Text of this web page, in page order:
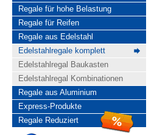
Regale für hohe Belastung
Regale für Reifen
Regale aus Edelstahl
Edelstahlregale komplett
Edelstahlregal Baukasten
Edelstahlregal Kombinationen
Regale aus Aluminium
Express-Produkte
Regale Reduziert